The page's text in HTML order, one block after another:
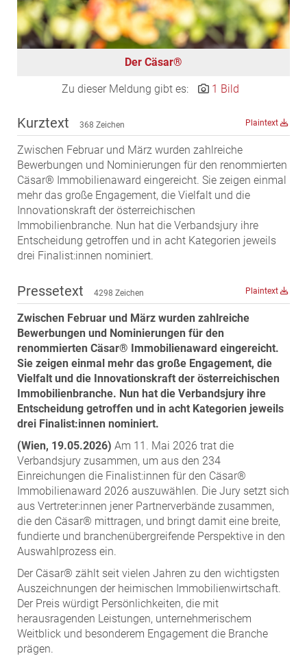
MST Muhr
ÖKO-Wohnbau
PAYUCA
Schwabenhaus
STEUP Realitäten
STIX + Partner
teamneunzehn
VÖPE Next
Verband Österreichischer Versicherungsmakler
Weinrauch Rechtsanwälte
ZEHA Real Estate
Media
Pressekontakt
Der Cäsar®
Zu dieser Meldung gibt es: 1 Bild
Kurztext 368 Zeichen Plaintext
Zwischen Februar und März wurden zahlreiche
Bewerbungen und Nominierungen für den renommierten
Cäsar® Immobilienaward eingereicht. Sie zeigen einmal
mehr das große Engagement, die Vielfalt und die
Innovationskraft der österreichischen
Immobilienbranche. Nun hat die Verbandsjury ihre
Entscheidung getroffen und in acht Kategorien jeweils
drei Finalist:innen nominiert.
Pressetext 4298 Zeichen Plaintext
Zwischen Februar und März wurden zahlreiche
Bewerbungen und Nominierungen für den
renommierten Cäsar® Immobilienaward eingereicht.
Sie zeigen einmal mehr das große Engagement, die
Vielfalt und die Innovationskraft der österreichischen
Immobilienbranche. Nun hat die Verbandsjury ihre
Entscheidung getroffen und in acht Kategorien jeweils
drei Finalist:innen nominiert.
(Wien, 19.05.2026) Am 11. Mai 2026 trat die
Verbandsjury zusammen, um aus den 234
Einreichungen die Finalist:innen für den Cäsar®
Immobilienaward 2026 auszuwählen. Die Jury setzt sich
aus Vertreter:innen jener Partnerverbände zusammen,
die den Cäsar® mittragen, und bringt damit eine breite,
fundierte und branchenübergreifende Perspektive in den
Auswahlprozess ein.
Der Cäsar® zählt seit vielen Jahren zu den wichtigsten
Auszeichnungen der heimischen Immobilienwirtschaft.
Der Preis würdigt Persönlichkeiten, die mit
herausragenden Leistungen, unternehmerischem
Weitblick und besonderem Engagement die Branche
prägen.